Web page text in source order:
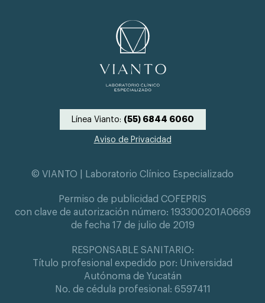
Línea Vianto: (55) 6844 6060
Aviso de Privacidad
© VIANTO | Laboratorio Clínico Especializado
Permiso de publicidad COFEPRIS
con clave de autorización número: 193300201A0669
de fecha 17 de julio de 2019
RESPONSABLE SANITARIO:
Título profesional expedido por: Universidad
Autónoma de Yucatán
No. de cédula profesional: 6597411